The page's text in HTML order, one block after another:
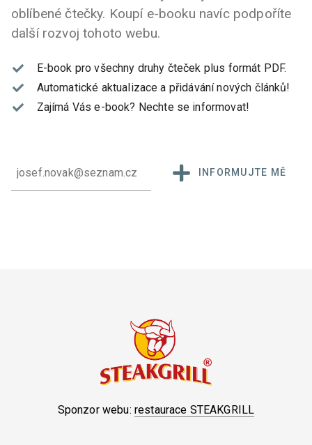
oblíbené čtečky. Koupí e-booku navíc podpoříte
další rozvoj tohoto webu.
E-book pro všechny druhy čteček plus formát PDF.
Automatické aktualizace a přidávání nových článků!
Zajímá Vás e-book? Nechte se informovat!
INFORMUJTE MĚ
Sponzor webu: restaurace STEAKGRILL